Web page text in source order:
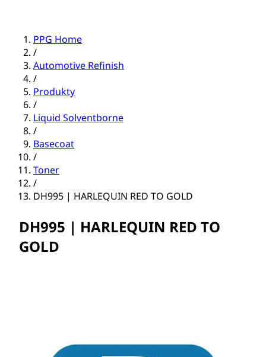
PPG Home
/
Automotive Refinish
/
Produkty
/
Liquid Solventborne
/
Basecoat
/
Toner
/
DH995 | HARLEQUIN RED TO GOLD
DH995 | HARLEQUIN RED TO
GOLD